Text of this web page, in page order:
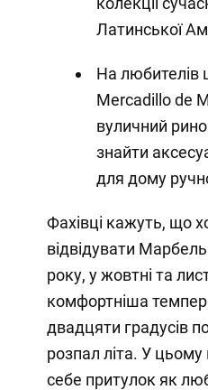
Латинської
На любителів
Mercadillo de
вуличний
знайти
для дому
Фахівці кажуть, що
відвідувати
року, у жовтні та
комфортніша
двадцяти градусів
розпал літа. У цьому
себе притулок як